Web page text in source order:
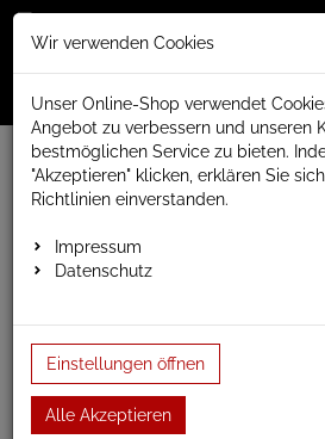
Menü
www.anapont.eu Badheizkörper
MAGMA d
Baubreite 600mm
Baubreite 600mm
Wir verwenden Cookies
Unser Online-Shop verwendet
Angebot zu verbessern und unseren
bestmöglichen Service zu bieten.
"Akzeptieren" klicken, erklären Sie
Richtlinien einverstanden.
Impressum
Datenschutz
Einstellungen öffnen
Alle Akzeptieren